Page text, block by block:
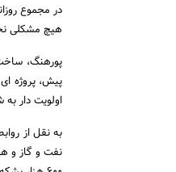
هیچ مشکلی
پورهنگ،
پیش، پروژه
اولویت دار
نفت و گاز و